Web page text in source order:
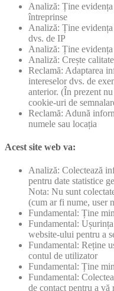
Analiză: Ține
întreprinse
Analiză: Ține
dvs. de IP
Analiză: Ține
Analiză: Crește
Reclamă: Adaptarea
intereselor dvs. de
anterior. (În prezent
cookie-uri de
Reclamă: Adună
numele sau locația
Acest site web va:
Analiză: Colectează
pentru date statistice
Nota: Nu sunt
(cum ar fi nume, user
Fundamental: Ține
Fundamental:
website-ului pentru a
Fundamental: Reține
contul de utilizator
Fundamental: Ține
Fundamental:
de contact pentru a